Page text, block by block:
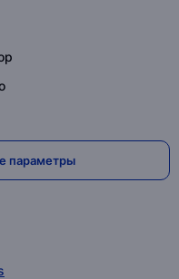
параметры